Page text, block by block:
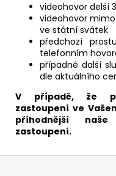
videohovor delší
videohovor
ve státní svátek
předchozí
telefonním
případné další
dle aktuálního
V případě, že
zastoupení ve
příhodnější
zastoupení.